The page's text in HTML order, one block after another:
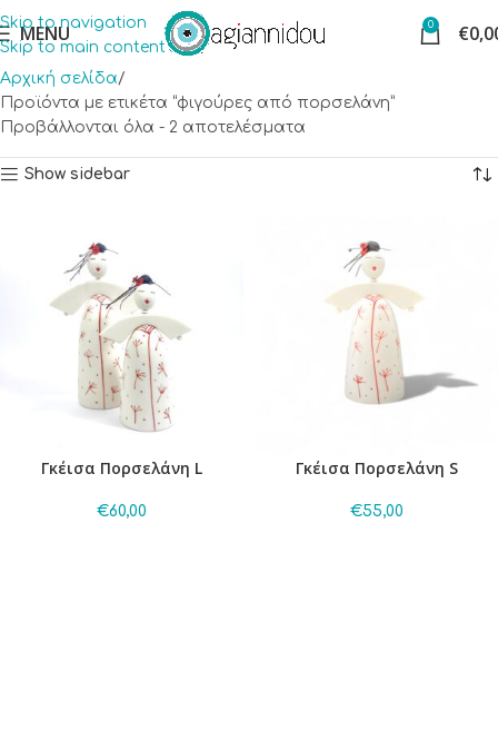
Skip to navigation
Skip to main content
MENU 0 €
Αρχική σελίδα
Προϊόντα με ετικέτα “φιγούρες από πορσελάνη”
Προβάλλονται όλα - 2 αποτελέσματα
Show sidebar
Γκέισα Πορσελάνη L
€60,00
Γκέισα Πορσελάνη S
€55,00